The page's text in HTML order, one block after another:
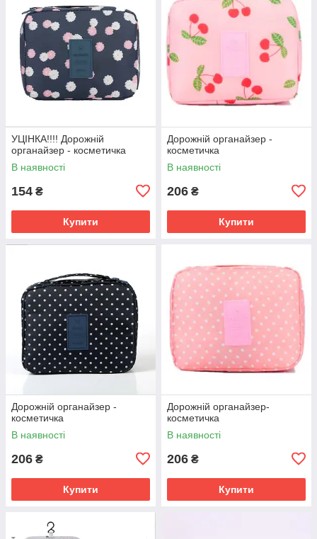
УЦІНКА!!!! Дорожній
органайзер - косметичка
В наявності
154 ₴
Купити
Дорожній органайзер -
косметичка
В наявності
206 ₴
Купити
Дорожній органайзер -
косметичка
В наявності
206 ₴
Купити
Дорожній органайзер-
косметичка
В наявності
206 ₴
Купити